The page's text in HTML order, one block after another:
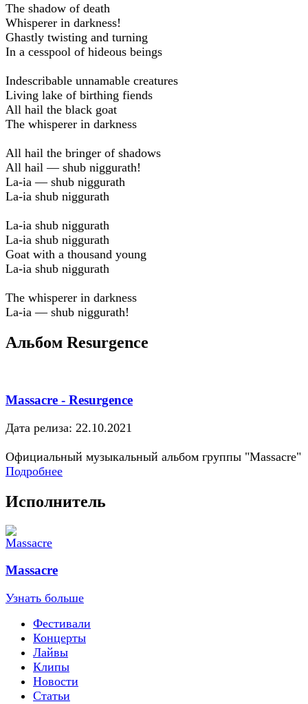
The shadow of death
Whisperer in darkness!
Ghastly twisting and turning
In a cesspool of hideous beings
Indescribable unnamable creatures
Living lake of birthing fiends
All hail the black goat
The whisperer in darkness
All hail the bringer of shadows
All hail — shub niggurath!
La-ia — shub niggurath
La-ia shub niggurath
La-ia shub niggurath
La-ia shub niggurath
Goat with a thousand young
La-ia shub niggurath
The whisperer in darkness
La-ia — shub niggurath!
Альбом Resurgence
Massacre - Resurgence
Дата релиза: 22.10.2021
Официальный музыкальный альбом группы "Massacre"
Подробнее
Исполнитель
Massacre
Узнать больше
Фестивали
Концерты
Лайвы
Клипы
Новости
Статьи